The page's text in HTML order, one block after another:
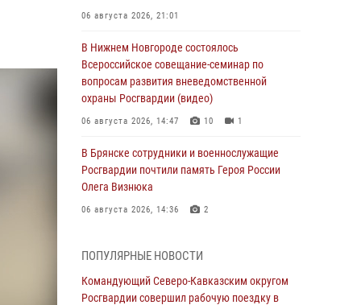
06 августа 2026, 21:01
В Нижнем Новгороде состоялось
Всероссийское совещание-семинар по
вопросам развития вневедомственной
охраны Росгвардии (видео)
06 августа 2026, 14:47 10 1
В Брянске сотрудники и военнослужащие
Росгвардии почтили память Героя России
Олега Визнюка
06 августа 2026, 14:36 2
Росгвардии почтили память товарищей,
погибших при исполнении воинского долга
06 августа 2026, 13:29 5
ПОПУЛЯРНЫЕ НОВОСТИ
Командующий Северо-Кавказским округом
Росгвардии совершил рабочую поездку в